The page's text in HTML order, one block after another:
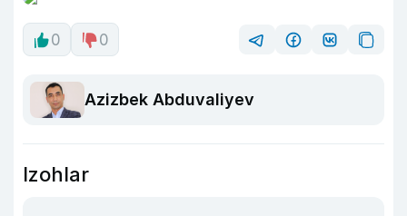
0 0
Azizbek Abduvaliyev
Izohlar